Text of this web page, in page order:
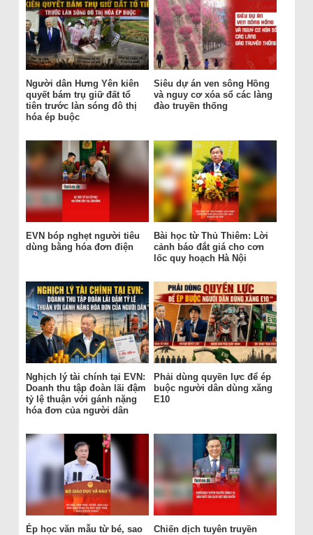
Người dân Hưng Yên kiên
quyết bám trụ giữ đất tổ
tiên trước làn sóng đô thị
hóa ép buộc
Siêu dự án ven sông Hồng
và nguy cơ xóa sổ các làng
đào truyền thống
EVN bóp nghẹt người tiêu
dùng bằng hóa đơn điện
Bài học từ Thủ Thiêm: Lời
cảnh báo đắt giá cho cơn
lốc quy hoạch Hà Nội
Nghịch lý tài chính tại EVN:
Doanh thu tập đoàn lãi đậm
tỷ lệ thuận với gánh nặng
hóa đơn của người dân
Phải dùng quyền lực để ép
buộc người dân dùng xăng
E10
Ép học văn mẫu từ bé, sao
Chiến dịch tuyên truyền